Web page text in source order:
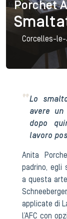
Porchet
Corcelles-le-
Lo
avere
dopo
lavoro
Anita
padrino,
a questa
applicate di
l’AFC con